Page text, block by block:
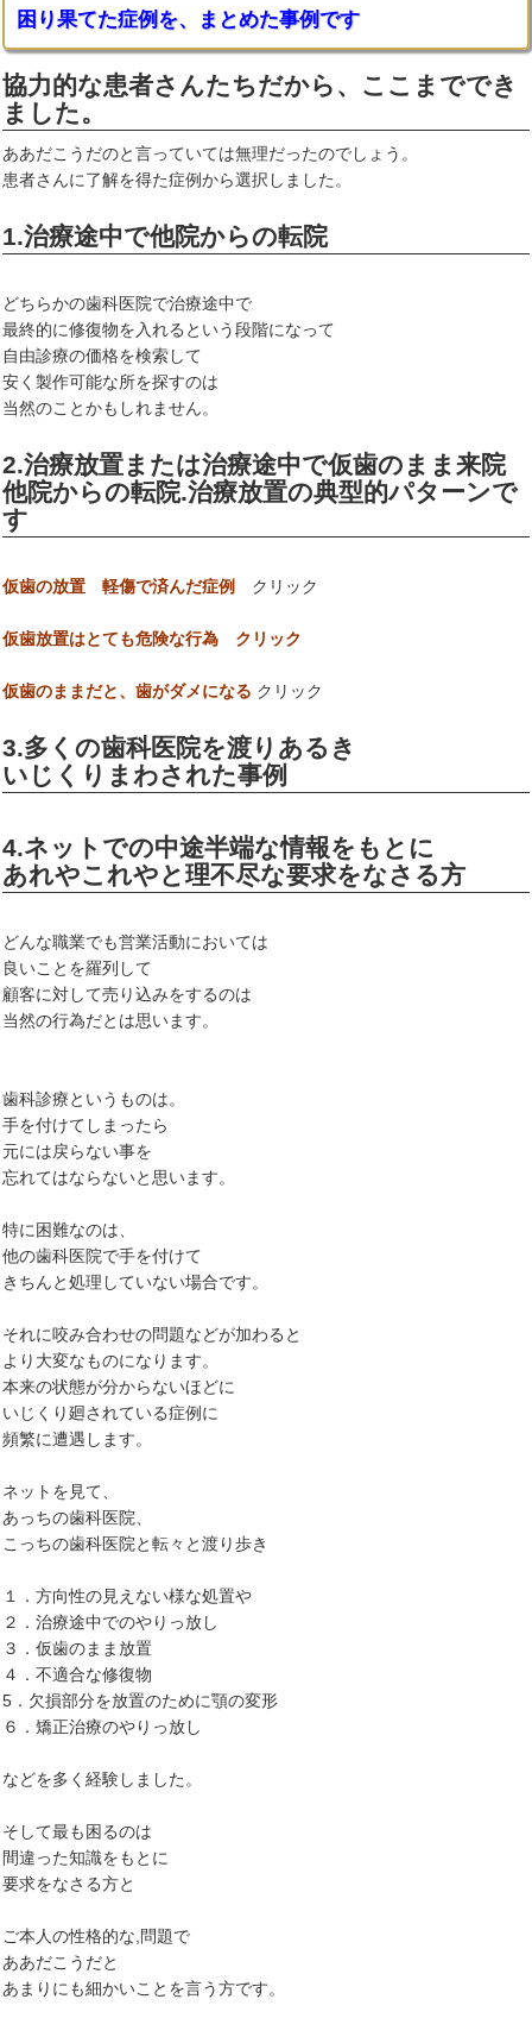
困り果てた症例を、まとめた事例です
協力的な患者さんたちだから、ここまででき
ました。
ああだこうだのと言っていては無理だったのでしょう。
患者さんに了解を得た症例から選択しました。
1.治療途中で他院からの転院
どちらかの歯科医院で治療途中で
最終的に修復物を入れるという段階になって
自由診療の価格を検索して
安く製作可能な所を探すのは
当然のことかもしれません。
2.治療放置または治療途中で仮歯のまま来院
他院からの転院.治療放置の典型的パターンで
す
仮歯の放置 軽傷で済んだ症例 クリック
仮歯放置はとても危険な行為 クリック
仮歯のままだと、歯がダメになる クリック
3.多くの歯科医院を渡りあるき
いじくりまわされた事例
4.ネットでの中途半端な情報をもとに
あれやこれやと理不尽な要求をなさる方
どんな職業でも営業活動においては
良いことを羅列して
顧客に対して売り込みをするのは
当然の行為だとは思います。
歯科診療というものは。
手を付けてしまったら
元には戻らない事を
忘れてはならないと思います。
特に困難なのは、
他の歯科医院で手を付けて
きちんと処理していない場合です。
それに咬み合わせの問題などが加わると
より大変なものになります。
本来の状態が分からないほどに
いじくり廻されている症例に
頻繁に遭遇します。
ネットを見て、
あっちの歯科医院、
こっちの歯科医院と転々と渡り歩き
１．方向性の見えない様な処置や
２．治療途中でのやりっ放し
３．仮歯のまま放置
４．不適合な修復物
5．欠損部分を放置のために顎の変形
６．矯正治療のやりっ放し
などを多く経験しました。
そして最も困るのは
間違った知識をもとに
要求をなさる方と
ご本人の性格的な,問題で
ああだこうだと
あまりにも細かいことを言う方です。